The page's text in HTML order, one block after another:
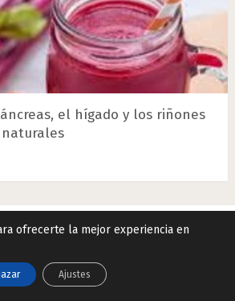
el hígado y los riñones
naturales
y Privacidad|
ofrecerte la mejor experiencia en
Ajustes